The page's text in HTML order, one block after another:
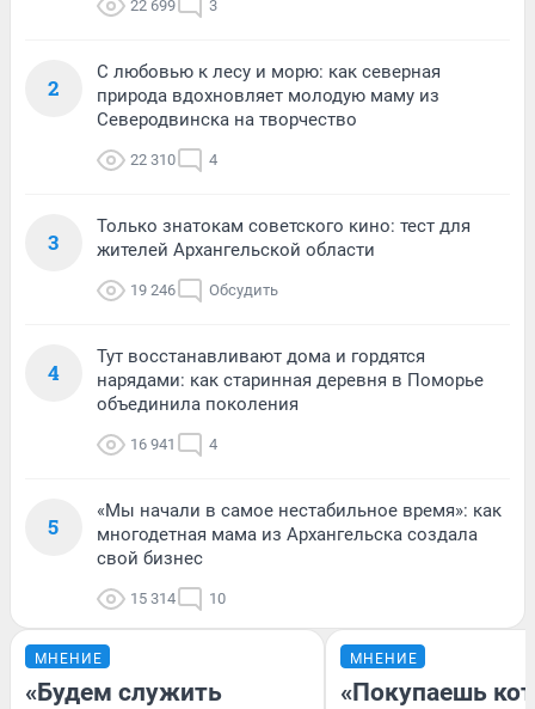
22 699 3
2
С любовью к лесу и морю: как северная
природа вдохновляет молодую маму из
Северодвинска на творчество
22 310 4
3
Только знатокам советского кино: тест для
жителей Архангельской области
19 246 Обсудить
4
Тут восстанавливают дома и гордятся
нарядами: как старинная деревня в Поморье
объединила поколения
16 941 4
5
«Мы начали в самое нестабильное время»: как
многодетная мама из Архангельска создала
свой бизнес
15 314 10
МНЕНИЕ
«Будем служить
МНЕНИЕ
«Покупаешь